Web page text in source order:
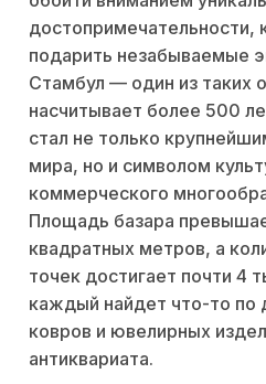
достопримечательности,
подарить незабываемые
Стамбул — один из таких
насчитывает более 500
стал не только
мира, но и символом
коммерческого
Площадь базара
квадратных метров, а
точек достигает почти 4
каждый найдет что-то по
ковров и ювелирных
антиквариата.